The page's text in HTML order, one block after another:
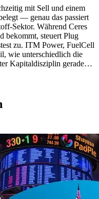
mit Sell und einem
— genau das passiert
Sektor. Während Ceres
bekommt, steuert Plug
zu. ITM Power, FuelCell
wie unterschiedlich die
Kapitaldisziplin gerade…